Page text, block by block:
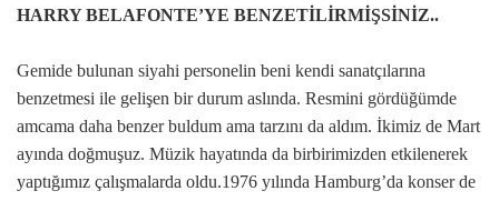
HARRY BELAFONTE’YE BENZETİLİRMİŞSİNİZ..
Gemide bulunan siyahi personelin beni kendi sanatçılarına
benzetmesi ile gelişen bir durum aslında. Resmini gördüğümde
amcama daha benzer buldum ama tarzını da aldım. İkimiz de Mart
ayında doğmuşuz. Müzik hayatında da birbirimizden etkilenerek
yaptığımız çalışmalarda oldu.1976 yılında Hamburg’da konser de